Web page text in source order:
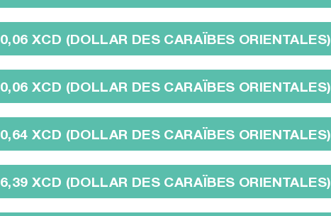
0,06 XCD (DOLLAR DES CARAÏBES ORIENTALES)
0,06 XCD (DOLLAR DES CARAÏBES ORIENTALES)
0,64 XCD (DOLLAR DES CARAÏBES ORIENTALES)
6,39 XCD (DOLLAR DES CARAÏBES ORIENTALES)